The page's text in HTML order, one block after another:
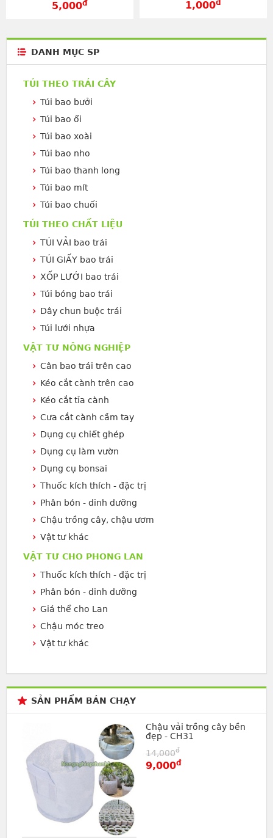
5,000đ 1,000đ
DANH MỤC SP
TÚI THEO TRÁI CÂY
Túi bao bưởi
Túi bao ổi
Túi bao xoài
Túi bao nho
Túi bao thanh long
Túi bao mít
Túi bao chuối
TÚI THEO CHẤT LIỆU
TÚI VẢI bao trái
TÚI GIẤY bao trái
XỐP LƯỚI bao trái
Túi bóng bao trái
Dây chun buộc trái
Túi lưới nhựa
VẬT TƯ NÔNG NGHIỆP
Cân bao trái trên cao
Kéo cắt cành trên cao
Kéo cắt tỉa cành
Cưa cắt cành cầm tay
Dụng cụ chiết ghép
Dụng cụ làm vườn
Dụng cụ bonsai
Thuốc kích thích - đặc trị
Phân bón - dinh dưỡng
Chậu trồng cây, chậu ươm
Vật tư khác
VẬT TƯ CHO PHONG LAN
Thuốc kích thích - đặc trị
Phân bón - dinh dưỡng
Giá thể cho Lan
Chậu móc treo
Vật tư khác
SẢN PHẨM BÁN CHẠY
Chậu vải trồng cây bền
đẹp - CH31
14,000đ
9,000đ